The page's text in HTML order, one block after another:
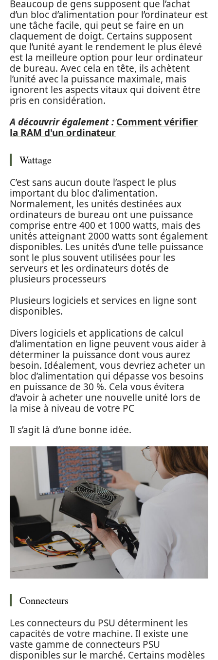
Beaucoup de gens supposent que l’achat
d’un bloc d’alimentation pour l’ordinateur est
une tâche facile, qui peut se faire en un
claquement de doigt. Certains supposent
que l’unité ayant le rendement le plus élevé
est la meilleure option pour leur ordinateur
de bureau. Avec cela en tête, ils achètent
l’unité avec la puissance maximale, mais
ignorent les aspects vitaux qui doivent être
pris en considération.
A découvrir également : Comment vérifier
la RAM d'un ordinateur
Wattage
C’est sans aucun doute l’aspect le plus
important du bloc d’alimentation.
Normalement, les unités destinées aux
ordinateurs de bureau ont une puissance
comprise entre 400 et 1000 watts, mais des
unités atteignant 2000 watts sont également
disponibles. Les unités d’une telle puissance
sont le plus souvent utilisées pour les
serveurs et les ordinateurs dotés de
plusieurs processeurs
Plusieurs logiciels et services en ligne sont
disponibles.
Divers logiciels et applications de calcul
d’alimentation en ligne peuvent vous aider à
déterminer la puissance dont vous aurez
besoin. Idéalement, vous devriez acheter un
bloc d’alimentation qui dépasse vos besoins
en puissance de 30 %. Cela vous évitera
d’avoir à acheter une nouvelle unité lors de
la mise à niveau de votre PC
Il s’agit là d’une bonne idée.
Connecteurs
Les connecteurs du PSU déterminent les
capacités de votre machine. Il existe une
vaste gamme de connecteurs PSU
disponibles sur le marché. Certains modèles